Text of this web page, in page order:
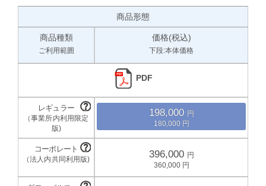
商品形態
商品種類
ご利用範囲
価格(税込)
下段:本体価格
PDF
198,000
180,000
396,000
360,000